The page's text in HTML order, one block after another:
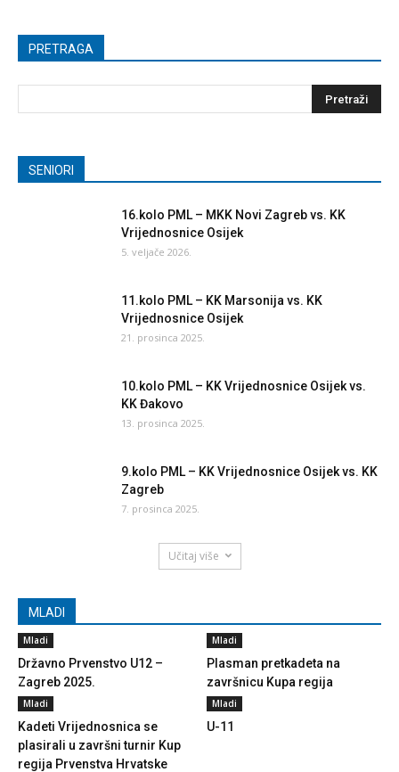
PRETRAGA
SENIORI
16.kolo PML – MKK Novi Zagreb vs. KK
Vrijednosnice Osijek
5. veljače 2026.
11.kolo PML – KK Marsonija vs. KK
Vrijednosnice Osijek
21. prosinca 2025.
10.kolo PML – KK Vrijednosnice Osijek vs.
KK Đakovo
13. prosinca 2025.
9.kolo PML – KK Vrijednosnice Osijek vs. KK
Zagreb
7. prosinca 2025.
Učitaj više
MLADI
Mladi
Državno Prvenstvo U12 –
Zagreb 2025.
Mladi
Plasman pretkadeta na
završnicu Kupa regija
Mladi
Kadeti Vrijednosnica se
plasirali u završni turnir Kup
regija Prvenstva Hrvatske
Mladi
U-11